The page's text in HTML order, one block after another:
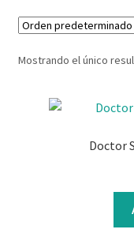
Ofertas
Novedades
Lista de deseos
Mostrando el único
Doctor